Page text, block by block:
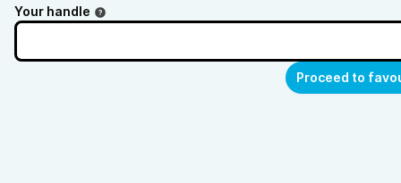
Your handle
Proceed to